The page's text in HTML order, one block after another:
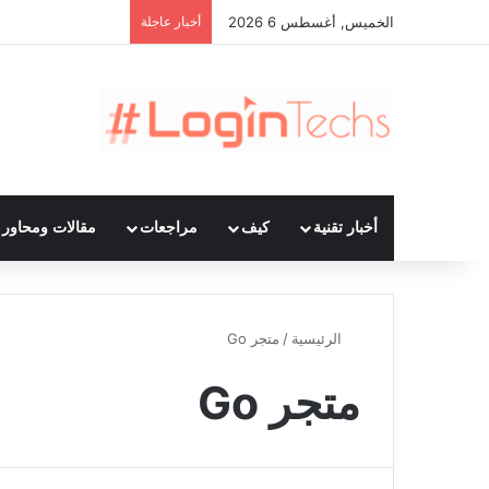
الخميس, أغسطس 6 2026 أخبار عاجلة
أخبار تقنية كيف مراجعات مقالات ومحاور
الرئيسية / متجر Go
متجر Go